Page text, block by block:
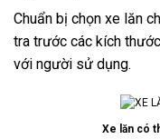
Chuẩn bị chọn xe lăn
tra trước các kích
với người sử dụng.
Xe lăn có